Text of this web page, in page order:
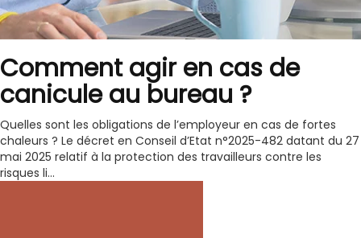
Comment agir en cas de
canicule au bureau ?
Quelles sont les obligations de l’employeur en cas de fortes
chaleurs ? Le décret en Conseil d’Etat n°2025-482 datant du 27
mai 2025 relatif à la protection des travailleurs contre les
risques li...